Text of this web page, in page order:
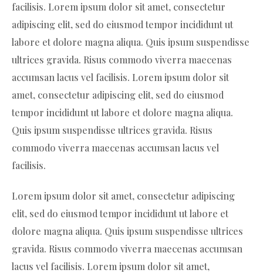
facilisis. Lorem ipsum dolor sit amet, consectetur
adipiscing elit, sed do eiusmod tempor incididunt ut
labore et dolore magna aliqua. Quis ipsum suspendisse
ultrices gravida. Risus commodo viverra maecenas
accumsan lacus vel facilisis. Lorem ipsum dolor sit
amet, consectetur adipiscing elit, sed do eiusmod
tempor incididunt ut labore et dolore magna aliqua.
Quis ipsum suspendisse ultrices gravida. Risus
commodo viverra maecenas accumsan lacus vel
facilisis.
Lorem ipsum dolor sit amet, consectetur adipiscing
elit, sed do eiusmod tempor incididunt ut labore et
dolore magna aliqua. Quis ipsum suspendisse ultrices
gravida. Risus commodo viverra maecenas accumsan
lacus vel facilisis. Lorem ipsum dolor sit amet,